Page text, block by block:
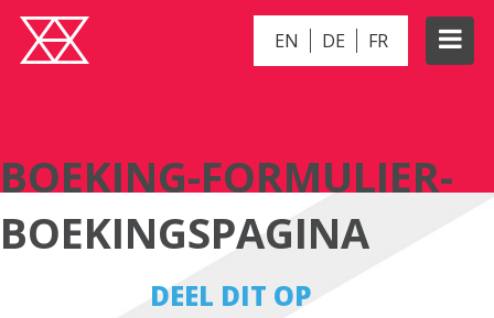
EN DE FR
BOEKING-FORMULIER-
BOEKINGSPAGINA
DEEL DIT OP